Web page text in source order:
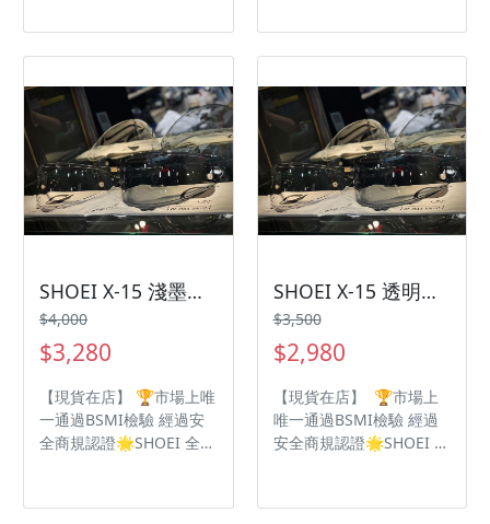
不影響視線🌃
響視線🌃
SHOEI X-15 淺墨變深墨 全視線
$4,000
$3,280
【現貨在店】 🏆市場上唯
一通過BSMI檢驗 經過安
全商規認證🌟SHOEI 全視
購買任一鏡片贈烤漆紅扣
SHOEI X-15 透明變淺墨 全視線
$3,500
$2,980
【現貨在店】 🏆市場上
唯一通過BSMI檢驗 經過
安全商規認證🌟SHOEI 全
🉐購買任一鏡片贈烤漆紅